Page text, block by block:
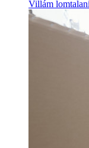
Villám